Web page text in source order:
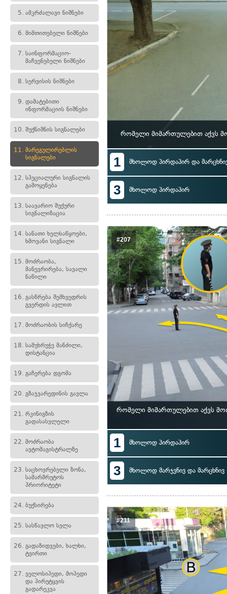
5. ამკრძალავი ნიშნები
6. მიმთითებელი ნიშნები
7. საინფორმაციო-
მაჩვენებელი ნიშნები
8. სერვისის ნიშნები
9. დამატებითი
ინფორმაციის ნიშნები
10. შუქნიშნის სიგნალები
11. მარეგულირებლის
სიგნალები
12. სპეციალური სიგნალის
გამოყენება
13. საავარიო შუქური
სიგნალიზაცია
14. სანათი ხელსაწყოები,
ხმოვანი სიგნალი
15. მოძრაობა,
მანევრირება, სავალი
ნაწილი
16. გასწრება შემხვედრის
გვერდის ავლით
17. მოძრაობის სიჩქარე
18. სამუხრუჭე მანძილი,
დისტანცია
19. გაჩერება დგომა
20. გზაჯვარედინის გავლა
21. რკინიგზის
გადასასვლელი
22. მოძრაობა
ავტომაგისტრალზე
23. საცხოვრებელი ზონა,
სამარშრუტოს
პრიორიტეტი
24. ბუქსირება
25. სასწავლო სვლა
26. გადაზიდვები, ხალხი,
ტვირთი
27. ველოსიპედი, მოპედი
და პირუტყვის
გადარეკვა
რომელი მიმართულებით აქვს
1 მხოლოდ პირდაპირ და
3 მხოლოდ პირდაპირ
#207
რომელი მიმართულებით აქვს
1 მხოლოდ პირდაპირ
3 მხოლოდ მარჯვნივ და მარცხნივ
#211